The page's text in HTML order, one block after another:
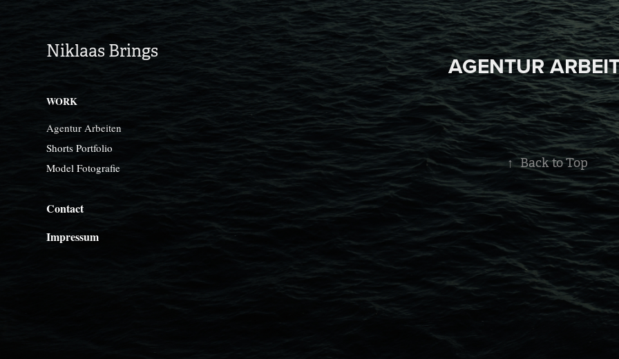
Niklaas Brings
WORK
Agentur Arbeiten
Shorts Portfolio
Model Fotografie
Contact
Impressum
AGENTUR
↑ Back to Top